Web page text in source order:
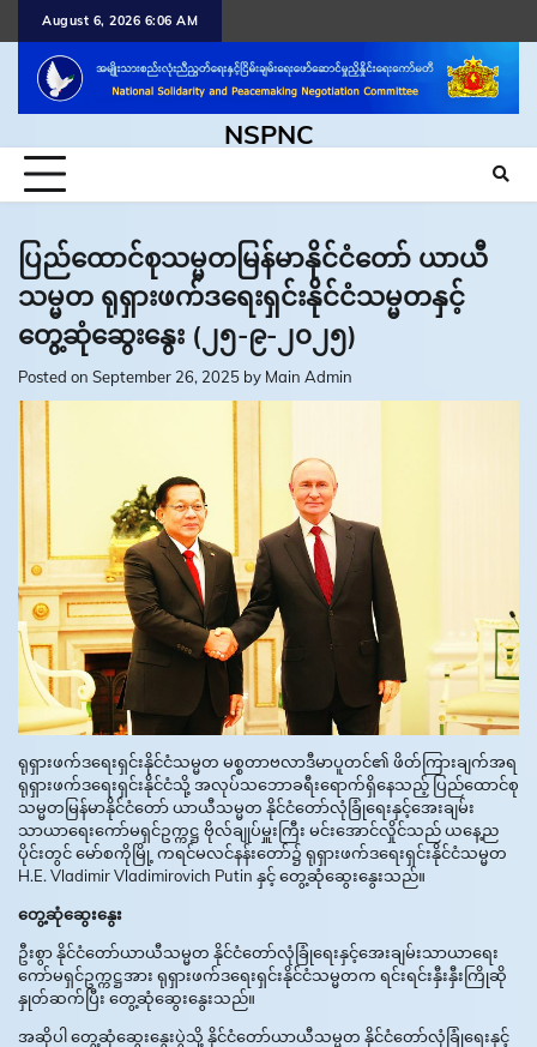
content
August 6, 2026 6:06 AM
NSPNC
ပြည်ထောင်စုသမ္မတမြန်မာနိုင်ငံတော် ယာယီ
သမ္မတ ရုရှားဖက်ဒရေးရှင်းနိုင်ငံသမ္မတနှင့်
တွေ့ဆုံဆွေးနွေး (၂၅-၉-၂၀၂၅)
Posted on September 26, 2025 by Main Admin
ရုရှားဖက်ဒရေးရှင်းနိုင်ငံသမ္မတ မစ္စတာဗလာဒီမာပူတင်၏ ဖိတ်ကြားချက်အရ
ရုရှားဖက်ဒရေးရှင်းနိုင်ငံသို့ အလုပ်သဘောခရီးရောက်ရှိနေသည့် ပြည်ထောင်စု
သမ္မတမြန်မာနိုင်ငံတော် ယာယီသမ္မတ နိုင်ငံတော်လုံခြုံရေးနှင့်အေးချမ်း
သာယာရေးကော်မရှင်ဥက္ကဋ္ဌ ဗိုလ်ချုပ်မှူးကြီး မင်းအောင်လှိုင်သည် ယနေ့ည
ပိုင်းတွင် မော်စကိုမြို့ ကရင်မလင်နန်းတော်၌ ရုရှားဖက်ဒရေးရှင်းနိုင်ငံသမ္မတ
H.E. Vladimir Vladimirovich Putin နှင့် တွေ့ဆုံဆွေးနွေးသည်။
တွေ့ဆုံဆွေးနွေး
ဦးစွာ နိုင်ငံတော်ယာယီသမ္မတ နိုင်ငံတော်လုံခြုံရေးနှင့်အေးချမ်းသာယာရေး
ကော်မရှင်ဥက္ကဋ္ဌအား ရုရှားဖက်ဒရေးရှင်းနိုင်ငံသမ္မတက ရင်းရင်းနှီးနှီးကြိုဆို
နှုတ်ဆက်ပြီး တွေ့ဆုံဆွေးနွေးသည်။
အဆိုပါ တွေ့ဆုံဆွေးနွေးပွဲသို့ နိုင်ငံတော်ယာယီသမ္မတ နိုင်ငံတော်လုံခြုံရေးနှင့်